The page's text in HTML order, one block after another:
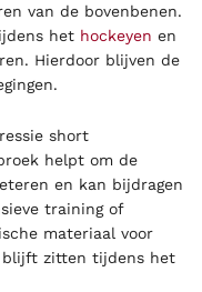
van de bovenbenen.
het hockeyen en
Hierdoor blijven de
short
helpt om de
en kan bijdragen
training of
materiaal voor
blijft zitten tijdens het